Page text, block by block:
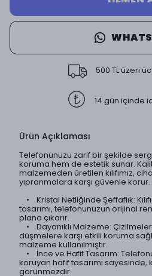
500 TL üzeri
14 gün içinde
Ürün Açıklaması
Telefonunuzu zarif bir şekilde
koruma hem de estetik sunar.
malzemeden üretilen kılıfımız,
yıpranmalara karşı güvenle korur.
• Kristal Netliğinde Şeffaflık:
tasarımı, telefonunuzun orijinal
plana çıkarır.
• Dayanıklı Malzeme:
düşmelere karşı etkili koruma
malzeme kullanılmıştır.
• İnce ve Hafif Tasarım:
koruyan hafif tasarımı sayesinde,
görünmezdir.